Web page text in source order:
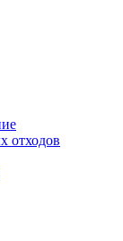
отходов